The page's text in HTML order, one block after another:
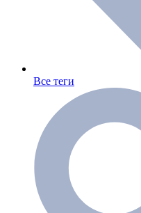
Все теги